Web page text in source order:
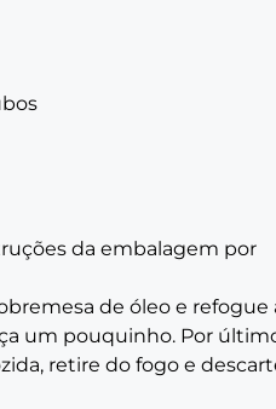
da embalagem por
de óleo e refogue
um pouquinho. Por
retire do fogo e